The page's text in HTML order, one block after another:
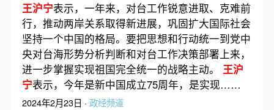
王沪宁表示，一年来，对台工作锐意进取、克难前
行，推动两岸关系取得新进展，巩固扩大国际社会
坚持一个中国的格局。要把思想和行动统一到党中
央对台海形势分析判断和对台工作决策部署上来，
进一步掌握实现祖国完全统一的战略主动。 王沪
宁表示，今年是新中国成立75周年，是实现……
2024年2月23日 · 政经频道